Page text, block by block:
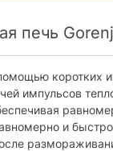
без дисплея
25.5 см
печь
коротких
импульсов
и